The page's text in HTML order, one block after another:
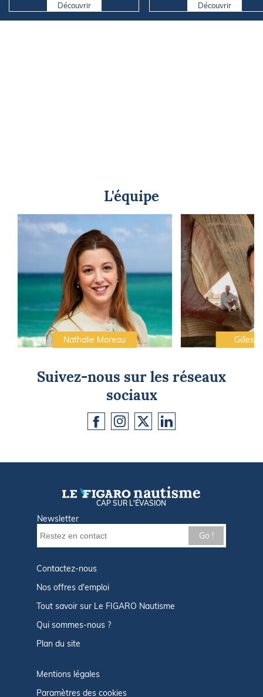
Découvrir Découvrir
L'équipe
Nathalie Moreau Gilles
Suivez-nous sur les réseaux
sociaux
CAP SUR L'ÉVASION
Newsletter
Go !
Contactez-nous
Nos offres d'emploi
Tout savoir sur Le FIGARO Nautisme
Qui sommes-nous ?
Plan du site
Mentions légales
Paramètres des cookies